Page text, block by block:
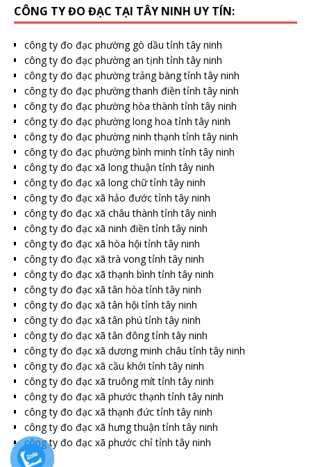
CÔNG TY ĐO ĐẠC TẠI TÂY NINH UY TÍN:
công ty đo đạc phường gò dầu tỉnh tây ninh
công ty đo đạc phường an tịnh tỉnh tây ninh
công ty đo đạc phường trảng bàng tỉnh tây ninh
công ty đo đạc phường thanh điền tỉnh tây ninh
công ty đo đạc phường hòa thành tỉnh tây ninh
công ty đo đạc phường long hoa tỉnh tây ninh
công ty đo đạc phường ninh thạnh tỉnh tây ninh
công ty đo đạc phường bình minh tỉnh tây ninh
công ty đo đạc xã long thuận tỉnh tây ninh
công ty đo đạc xã long chữ tỉnh tây ninh
công ty đo đạc xã hảo đước tỉnh tây ninh
công ty đo đạc xã châu thành tỉnh tây ninh
công ty đo đạc xã ninh điền tỉnh tây ninh
công ty đo đạc xã hòa hội tỉnh tây ninh
công ty đo đạc xã trà vong tỉnh tây ninh
công ty đo đạc xã thạnh bình tỉnh tây ninh
công ty đo đạc xã tân hòa tỉnh tây ninh
công ty đo đạc xã tân hội tỉnh tây ninh
công ty đo đạc xã tân phú tỉnh tây ninh
công ty đo đạc xã tân đông tỉnh tây ninh
công ty đo đạc xã dương minh châu tỉnh tây ninh
công ty đo đạc xã cầu khởi tỉnh tây ninh
công ty đo đạc xã truông mít tỉnh tây ninh
công ty đo đạc xã phước thạnh tỉnh tây ninh
công ty đo đạc xã thạnh đức tỉnh tây ninh
công ty đo đạc xã hưng thuận tỉnh tây ninh
công ty đo đạc xã phước chỉ tỉnh tây ninh